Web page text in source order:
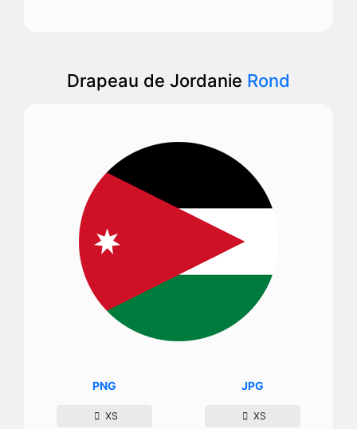
Drapeau de Jordanie Rond
PNG
XS
JPG
XS